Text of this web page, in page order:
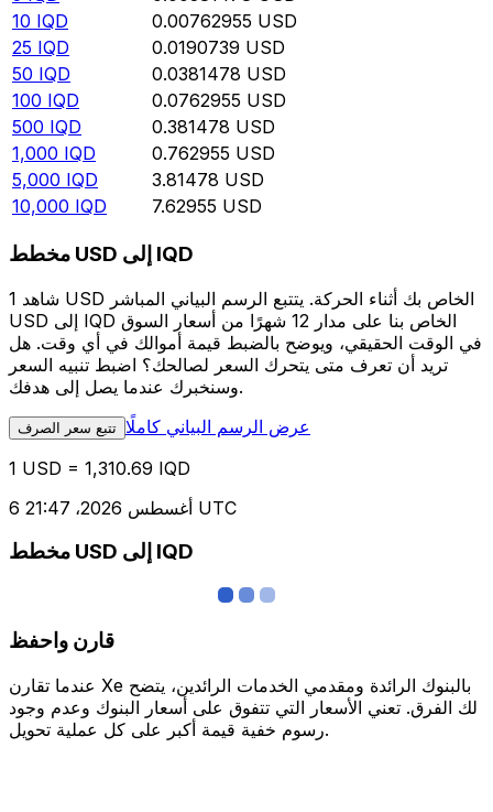
10 IQD 0.00762955 USD
25 IQD 0.0190739 USD
50 IQD 0.0381478 USD
100 IQD 0.0762955 USD
500 IQD 0.381478 USD
1,000 IQD 0.762955 USD
5,000 IQD 3.81478 USD
10,000 IQD 7.62955 USD
مخطط USD إلى IQD
شاهد 1 USD الخاص بك أثناء الحركة. يتتبع الرسم البياني المباشر
USD إلى IQD الخاص بنا على مدار 12 شهرًا من أسعار السوق
في الوقت الحقيقي، ويوضح بالضبط قيمة أموالك في أي وقت. هل
تريد أن تعرف متى يتحرك السعر لصالحك؟ اضبط تنبيه السعر
وسنخبرك عندما يصل إلى هدفك.
تتبع سعر الصرف عرض الرسم البياني كاملًا
1 USD = 1,310.69 IQD
6 أغسطس 2026، 21:47 UTC
مخطط USD إلى IQD
قارن واحفظ
عندما تقارن Xe بالبنوك الرائدة ومقدمي الخدمات الرائدين، يتضح
لك الفرق. تعني الأسعار التي تتفوق على أسعار البنوك وعدم وجود
رسوم خفية قيمة أكبر على كل عملية تحويل.